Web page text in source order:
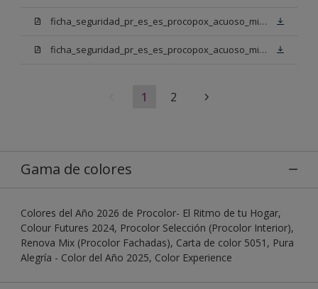
ficha_seguridad_pr_es_es_procopox_acuoso_mix_bm.pdf
ficha_seguridad_pr_es_es_procopox_acuoso_mix_bn.pdf
1 2
Gama de colores
Colores del Año 2026 de Procolor- El Ritmo de tu Hogar,
Colour Futures 2024, Procolor Selección (Procolor Interior),
Renova Mix (Procolor Fachadas), Carta de color 5051, Pura
Alegría - Color del Año 2025, Color Experience